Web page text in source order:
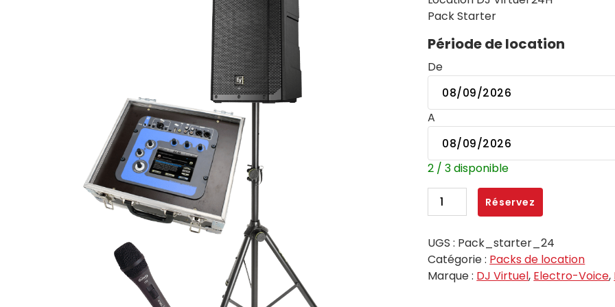
Pack Starter
Période de location
De
A
2 / 3 disponible
quantité
de
Virtuel
-
Pack
Réservez
UGS : Pack_starter_24
Catégorie : Packs de location
Marque : DJ Virtuel, Electro-Voice,